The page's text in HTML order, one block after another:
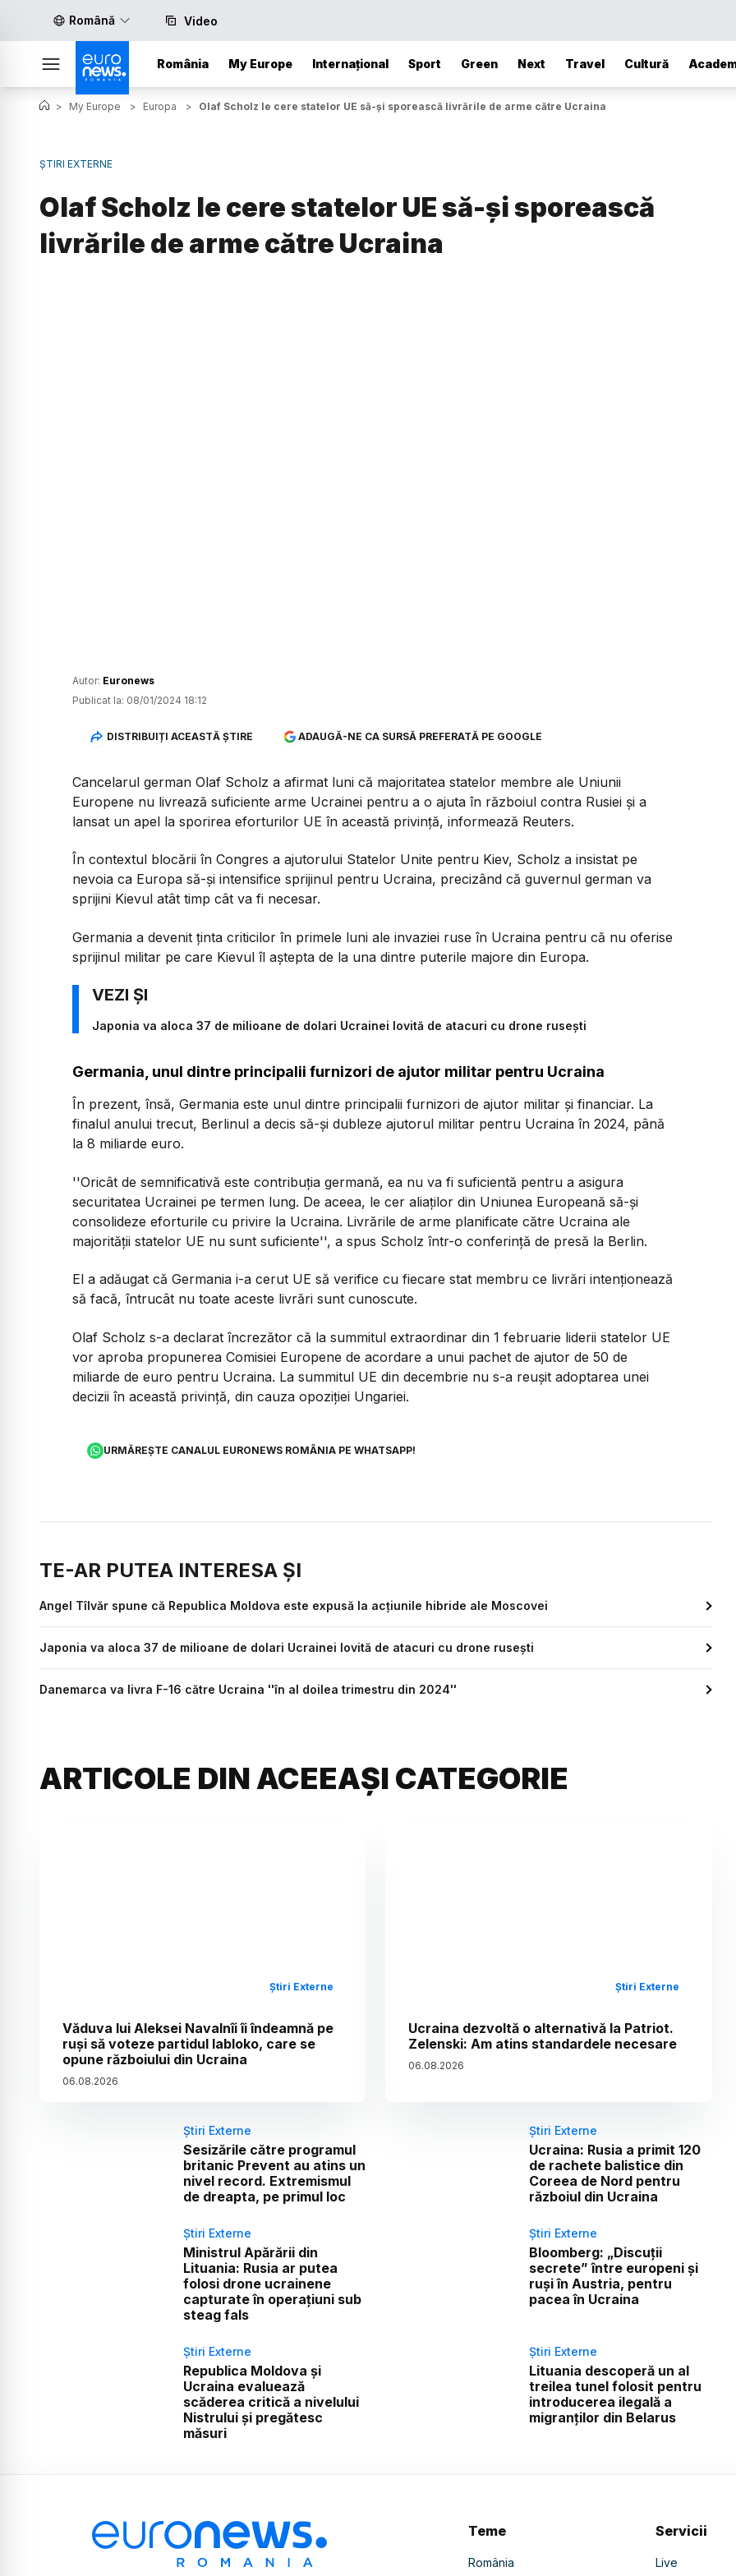
Română Video
România My Europe Internațional Sport Green Next Travel Cultură
> My Europe > Europa > Olaf Scholz le cere statelor UE să-şi sporească livrările de arme către Ucraina
ȘTIRI EXTERNE
Olaf Scholz le cere statelor UE să-şi sporească
livrările de arme către Ucraina
Autor: Euronews
Publicat la: 08/01/2024 18:12
DISTRIBUIȚI ACEASTĂ ȘTIRE ADAUGĂ-NE CA SURSĂ PREFERATĂ PE GOOGLE
Cancelarul german Olaf Scholz a afirmat luni că majoritatea statelor membre ale Uniunii
Europene nu livrează suficiente arme Ucrainei pentru a o ajuta în războiul contra Rusiei şi a
lansat un apel la sporirea eforturilor UE în această privinţă, informează Reuters.
În contextul blocării în Congres a ajutorului Statelor Unite pentru Kiev, Scholz a insistat pe
nevoia ca Europa să-şi intensifice sprijinul pentru Ucraina, precizând că guvernul german va
sprijini Kievul atât timp cât va fi necesar.
Germania a devenit ţinta criticilor în primele luni ale invaziei ruse în Ucraina pentru că nu oferise
sprijinul militar pe care Kievul îl aştepta de la una dintre puterile majore din Europa.
Japonia va aloca 37 de milioane de dolari Ucrainei lovită de atacuri cu drone rusești
Germania, unul dintre principalii furnizori de ajutor militar pentru Ucraina
În prezent, însă, Germania este unul dintre principalii furnizori de ajutor militar şi financiar. La
finalul anului trecut, Berlinul a decis să-şi dubleze ajutorul militar pentru Ucraina în 2024, până
la 8 miliarde euro.
''Oricât de semnificativă este contribuţia germană, ea nu va fi suficientă pentru a asigura
securitatea Ucrainei pe termen lung. De aceea, le cer aliaţilor din Uniunea Europeană să-şi
consolideze eforturile cu privire la Ucraina. Livrările de arme planificate către Ucraina ale
majorităţii statelor UE nu sunt suficiente'', a spus Scholz într-o conferinţă de presă la Berlin.
El a adăugat că Germania i-a cerut UE să verifice cu fiecare stat membru ce livrări intenţionează
să facă, întrucât nu toate aceste livrări sunt cunoscute.
Olaf Scholz s-a declarat încrezător că la summitul extraordinar din 1 februarie liderii statelor UE
vor aproba propunerea Comisiei Europene de acordare a unui pachet de ajutor de 50 de
miliarde de euro pentru Ucraina. La summitul UE din decembrie nu s-a reuşit adoptarea unei
decizii în această privinţă, din cauza opoziţiei Ungariei.
URMĂREȘTE CANALUL EURONEWS ROMÂNIA PE WHATSAPP!
TE-AR PUTEA INTERESA ȘI
Angel Tîlvăr spune că Republica Moldova este expusă la acţiunile hibride ale Moscovei
Japonia va aloca 37 de milioane de dolari Ucrainei lovită de atacuri cu drone rusești
Danemarca va livra F-16 către Ucraina ''în al doilea trimestru din 2024''
ARTICOLE DIN ACEEAȘI CATEGORIE
Știri Externe
Văduva lui Aleksei Navalnîi îi îndeamnă pe
ruși să voteze partidul Iabloko, care se
opune războiului din Ucraina
06.08.2026
Știri Externe
Ucraina dezvoltă o alternativă la Patriot.
Zelenski: Am atins standardele necesare
06.08.2026
Știri Externe
Sesizările către programul
britanic Prevent au atins un
nivel record. Extremismul
de dreapta, pe primul loc
Știri Externe
Ucraina: Rusia a primit 120
de rachete balistice din
Coreea de Nord pentru
războiul din Ucraina
Știri Externe
Ministrul Apărării din
Lituania: Rusia ar putea
folosi drone ucrainene
capturate în operațiuni sub
steag fals
Știri Externe
Bloomberg: „Discuții
secrete” între europeni și
ruși în Austria, pentru
pacea în Ucraina
Știri Externe
Republica Moldova și
Ucraina evaluează
scăderea critică a nivelului
Nistrului și pregătesc
măsuri
Știri Externe
Lituania descoperă un al
treilea tunel folosit pentru
introducerea ilegală a
migranților din Belarus
Teme
România
Servicii
Live